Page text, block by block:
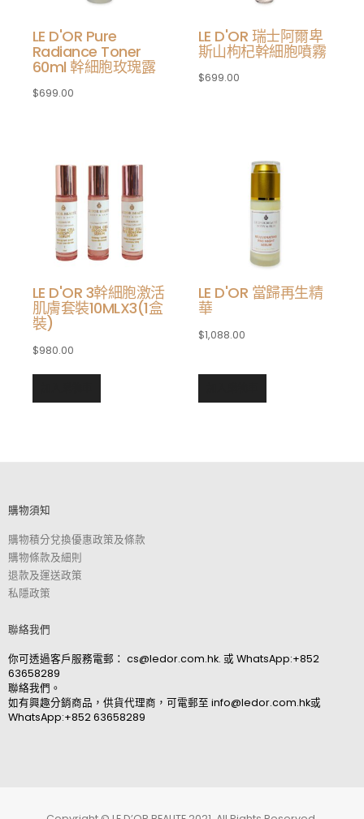
LE D'OR Pure
Radiance Toner
60ml 幹細胞玫瑰露
$699.00
LE D'OR 瑞士阿爾卑
斯山枸杞幹細胞噴霧
$699.00
LE D'OR 3幹細胞激活
肌膚套裝10MLX3(1盒
裝)
$980.00
LE D'OR 當歸再生精
華
$1,088.00
購物須知
購物積分兌換優惠政策及條款
購物條款及細則
退款及運送政策
私隱政策
聯絡我們
你可透過客戶服務電郵： cs@ledor.com.hk. 或 WhatsApp:+852
63658289
聯絡我們。
如有興趣分銷商品，供貨代理商，可電郵至 info@ledor.com.hk或
WhatsApp:+852 63658289